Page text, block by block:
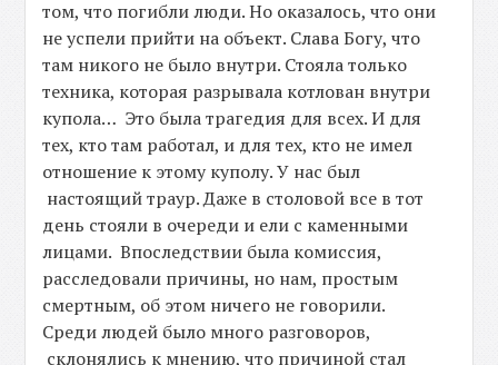
том, что погибли люди. Но оказалось, что они
не успели прийти на объект. Слава Богу, что
там никого не было внутри. Стояла только
техника, которая разрывала котлован внутри
купола… Это была трагедия для всех. И для
тех, кто там работал, и для тех, кто не имел
отношение к этому куполу. У нас был
настоящий траур. Даже в столовой все в тот
день стояли в очереди и ели с каменными
лицами. Впоследствии была комиссия,
расследовали причины, но нам, простым
смертным, об этом ничего не говорили.
Среди людей было много разговоров,
склонялись к мнению, что причиной стал